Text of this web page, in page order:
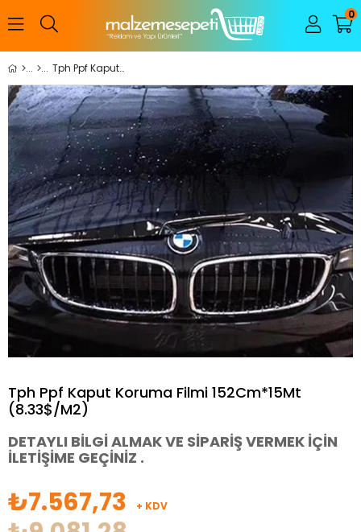
0
Tph Ppf Kaput Koruma Filmi 152Cm*15Mt (8.33$/M2)
Tph Ppf Kaput Koruma Filmi 152Cm*15Mt
(8.33$/M2)
DETAYLI BİLGİ ALMAK VE SİPARİŞ VERMEK İÇİN
İLETİŞİME GEÇİNİZ .
₺7.567,73 + KDV